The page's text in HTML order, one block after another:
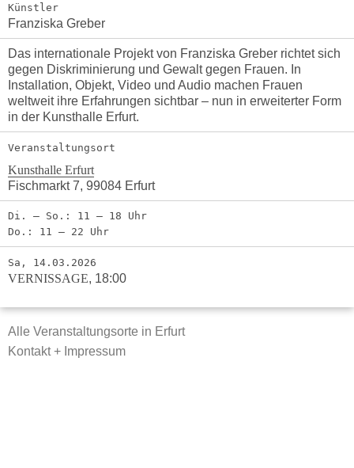
Künstler
Franziska Greber
Das internationale Projekt von Franziska Greber richtet sich
gegen Diskriminierung und Gewalt gegen Frauen. In
Installation, Objekt, Video und Audio machen Frauen
weltweit ihre Erfahrungen sichtbar – nun in erweiterter Form
in der Kunsthalle Erfurt.
Veranstaltungsort
Kunsthalle Erfurt
Fischmarkt 7, 99084 Erfurt
Di. – So.: 11 – 18 Uhr
Do.: 11 – 22 Uhr
Sa, 14.03.2026
VERNISSAGE, 18:00
Alle Veranstaltungsorte in Erfurt
Kontakt + Impressum